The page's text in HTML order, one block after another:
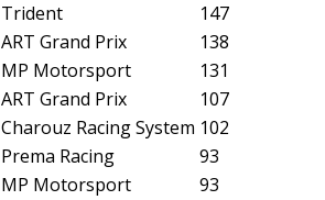
Trident
147
ART Grand Prix
138
MP Motorsport
131
ART Grand Prix
107
Charouz Racing System 102
Prema Racing
93
MP Motorsport
93